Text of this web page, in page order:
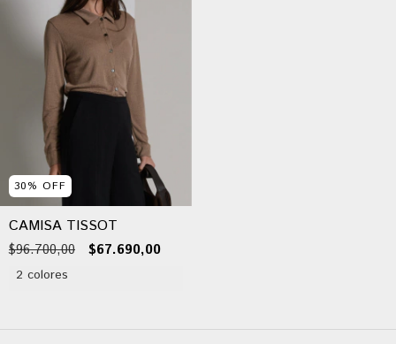
30% OFF
CAMISA TISSOT
$96.700,00 $67.690,00
2 colores